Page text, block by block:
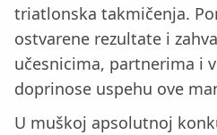
triatlonska takmičenja.
ostvarene rezultate i
učesnicima, partnerima i
doprinose uspehu ove
U muškoj apsolutnoj